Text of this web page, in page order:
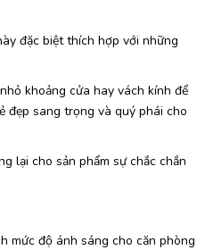
đặc biệt thích hợp với những
khoảng cửa hay vách kính để
đẹp sang trọng và quý phái cho
lại cho sản phẩm sự chắc chắn
mức độ ánh sáng cho căn phòng